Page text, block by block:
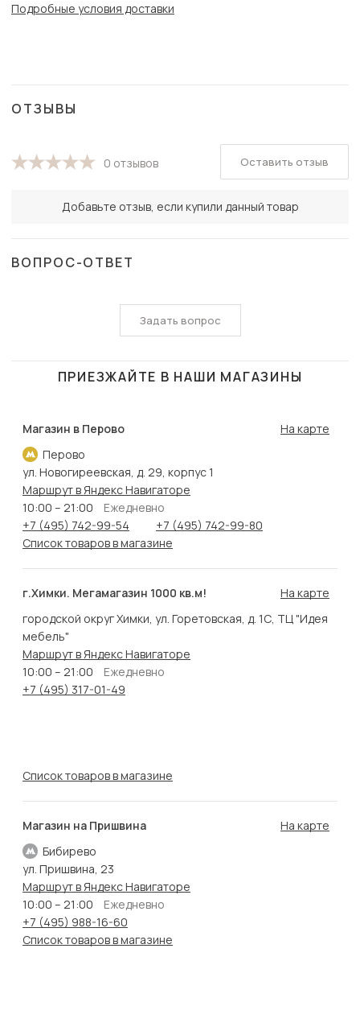
Подробные условия доставки
ОТЗЫВЫ
0 отзывов
Добавьте отзыв, если купили данный товар
Оставить отзыв
ВОПРОС-ОТВЕТ
Задать вопрос
ПРИЕЗЖАЙТЕ В НАШИ МАГАЗИНЫ
Магазин в Перово
Перово
На карте
ул. Новогиреевская, д. 29, корпус 1
Маршрут в Яндекс Навигаторе
10:00 – 21:00
Ежедневно
+7 (495) 742-99-54
+7 (495) 742-99-80
Список товаров в магазине
г.Химки. Мегамагазин 1000 кв.м!
На карте
городской округ Химки, ул. Горетовская, д. 1С, ТЦ "Идея
мебель"
Маршрут в Яндекс Навигаторе
10:00 – 21:00
Ежедневно
+7 (495) 317-01-49
Список товаров в магазине
Магазин на Пришвина
Бибирево
На карте
ул. Пришвина, 23
Маршрут в Яндекс Навигаторе
10:00 – 21:00
Ежедневно
+7 (495) 988-16-60
Список товаров в магазине